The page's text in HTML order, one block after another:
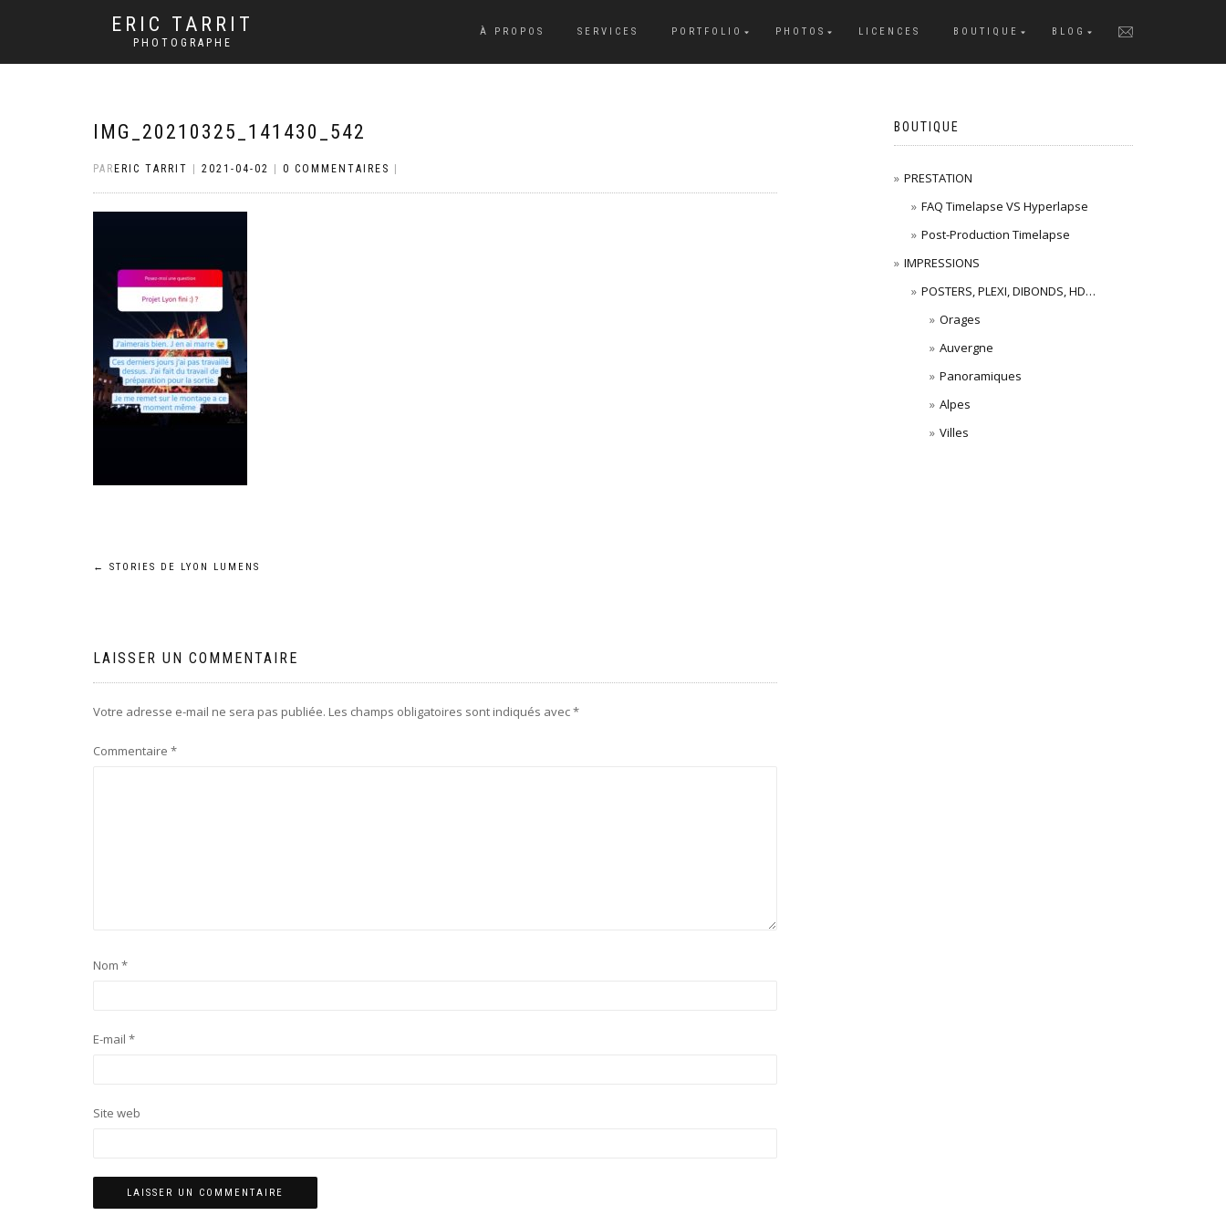
ERIC TARRIT
PHOTOGRAPHE
À PROPOS SERVICES PORTFOLIO PHOTOS LICENCES BOUTIQUE BLOG
IMG_20210325_141430_542
PAR ERIC TARRIT 2021-04-02 0 COMMENTAIRES
Navigation
l’article
← STORIES DE LYON LUMENS
LAISSER UN COMMENTAIRE
Votre adresse e-mail ne sera pas publiée. Les champs obligatoires sont indiqués avec*
Commentaire *
Nom *
E-mail *
Site web
BOUTIQUE
PRESTATION
FAQ Timelapse VS Hyperlapse
Post-Production Timelapse
IMPRESSIONS
POSTERS, PLEXI, DIBONDS, HD…
Orages
Auvergne
Panoramiques
Alpes
Villes